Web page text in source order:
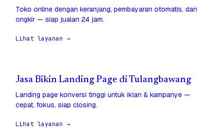
Toko online dengan keranjang, pembayaran otomatis, dan
ongkir — siap jualan 24 jam.
Lihat layanan →
Jasa Bikin Landing Page di Tulangbawang
Landing page konversi tinggi untuk iklan & kampanye —
cepat, fokus, siap closing.
Lihat layanan →